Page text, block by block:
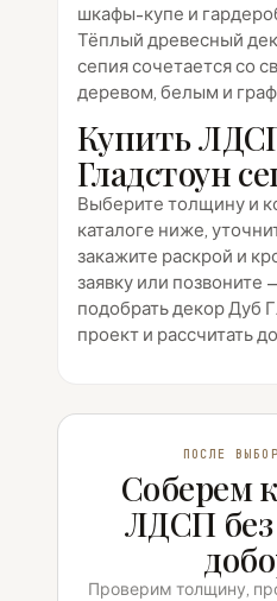
шкафы-купе и
Тёплый древесный
сепия сочетается со
деревом, белым и
Купить
Гладстоун
Выберите толщину и
каталоге ниже,
закажите раскрой и
заявку или
подобрать декор Дуб
проект и рассчитать
ПОСЛЕ
Соберем
ЛДСП
Проверим толщину,